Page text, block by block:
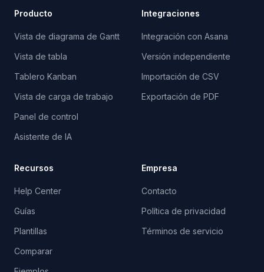
Producto
Vista de diagrama de Gantt
Vista de tabla
Tablero Kanban
Vista de carga de trabajo
Panel de control
Asistente de IA
Integraciones
Integración con Asana
Versión independiente
Importación de CSV
Exportación de PDF
Recursos
Help Center
Guías
Plantillas
Comparar
Empresa
Contacto
Política de privacidad
Términos de servicio